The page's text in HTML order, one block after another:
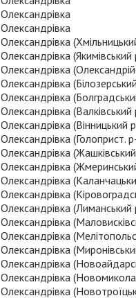
Олександрівка
Олександрівка
Олександрівка
Олександрівка (Якимівський
Олександрівка
Олександрівка
Олександрівка
Олександрівка (Валківський
Олександрівка (Вінницький
Олександрівка (Голоприст.
Олександрівка
Олександрівка
Олександрівка
Олександрівка
Олександрівка (Лиманський
Олександрівка
Олександрівка
Олександрівка
Олександрівка
Олександрівка
Олександрівка